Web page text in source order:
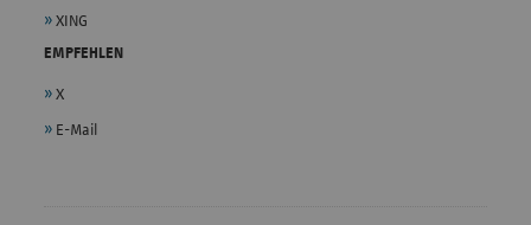
XING
EMPFEHLEN
X
E-Mail